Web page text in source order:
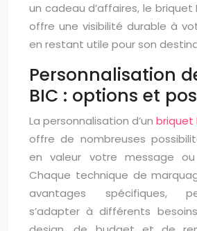
un cadeau d’affaires, le briquet
offre une visibilité durable à
en restant utile pour son
Personnalisation
BIC : options et
La personnalisation d’un briquet
offre de nombreuses
en valeur votre message
Chaque technique de
avantages spécifiques,
s’adapter à différents